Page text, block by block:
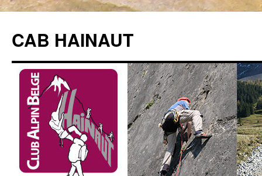
contenu
CAB HAINAUT